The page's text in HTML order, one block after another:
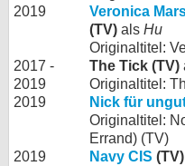
2019
Veronica
(TV) als Hu
Originaltitel:
2017 -
2019
The Tick (TV)
Originaltitel:
2019
Nick für
Originaltitel:
Errand) (TV)
2019
Navy CIS (TV)